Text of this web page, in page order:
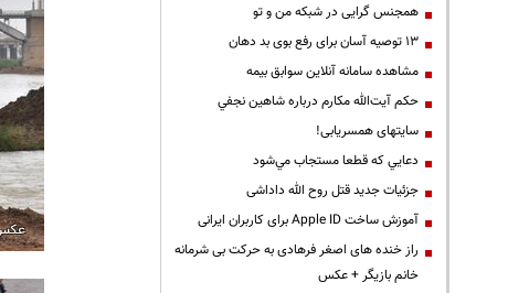
همجنس گرایی در شبکه من و تو
13 توصیه آسان برای رفع بوی بد دهان
مشاهده سامانه آنلاين سوابق بیمه
حكم آيت‌الله مكارم درباره شاهين نجفي
سایتهای همسریابی!
دعايي كه قطعا مستجاب مي‌شود
جزئیات جدید قتل روح الله داداشی
آموزش ساخت Apple ID برای کاربران ایرانی
راز خنده های اصغر فرهادی به حرکت بی شرمانه
خانم بازیگر + عکس